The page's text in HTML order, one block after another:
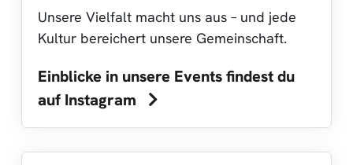
Unsere Vielfalt macht uns aus – und jede
Kultur bereichert unsere Gemeinschaft.
Einblicke in unsere Events findest du
auf Instagram